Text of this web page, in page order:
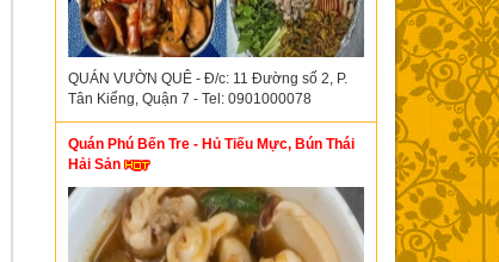
QUÁN VƯỜN QUÊ - Đ/c: 11 Đường số 2, P.
Tân Kiểng, Quận 7 - Tel: 0901000078
Quán Phú Bến Tre - Hủ Tiếu Mực, Bún Thái
Hải Sản